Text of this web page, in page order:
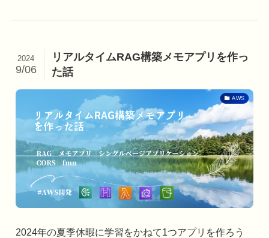
リアルタイムRAG構築メモアプリを作っ
た話
2024
9/06
AWS
2024年の夏季休暇に学習をかねて1つアプリを作ろう